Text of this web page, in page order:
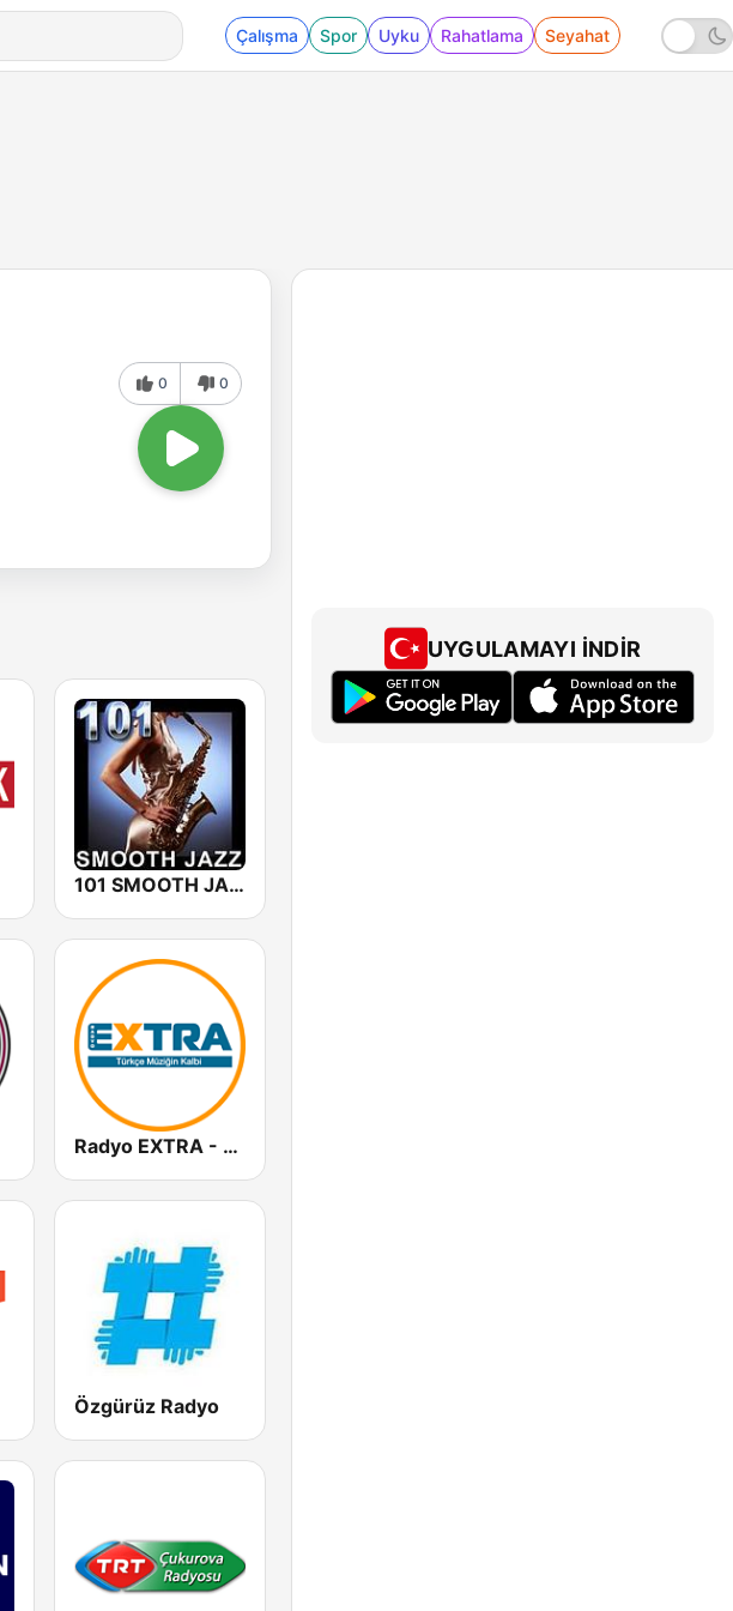
Çalışma Spor Uyku Rahatlama Seyahat
0 0
101 SMOOTH JAZZ
Radyo EXTRA - Türkçe Müziğin Kalbi
Özgürüz Radyo
UYGULAMAYI İNDIR